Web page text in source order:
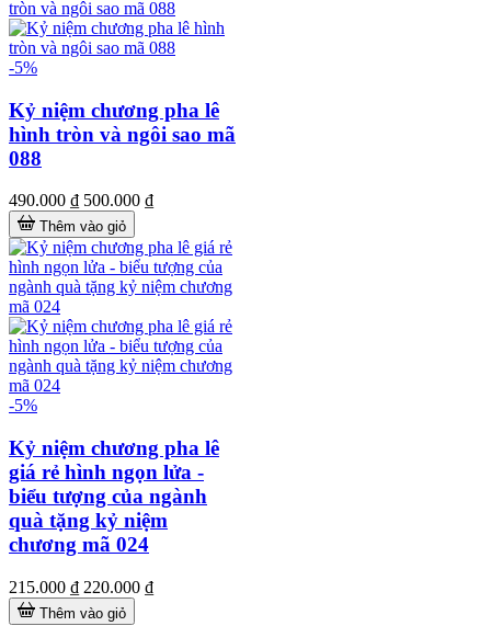
-5%
Kỷ niệm chương pha lê
hình tròn và ngôi sao mã
088
490.000 ₫ 500.000 ₫
Thêm vào giỏ
-5%
Kỷ niệm chương pha lê
giá rẻ hình ngọn lửa -
biểu tượng của ngành
quà tặng kỷ niệm
chương mã 024
215.000 ₫ 220.000 ₫
Thêm vào giỏ